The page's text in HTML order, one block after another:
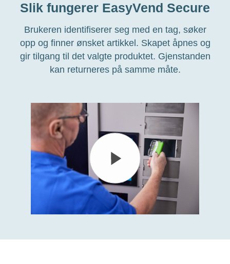
Slik fungerer EasyVend Secure
Brukeren identifiserer seg med en tag, søker
opp og finner ønsket artikkel. Skapet åpnes og
gir tilgang til det valgte produktet. Gjenstanden
kan returneres på samme måte.